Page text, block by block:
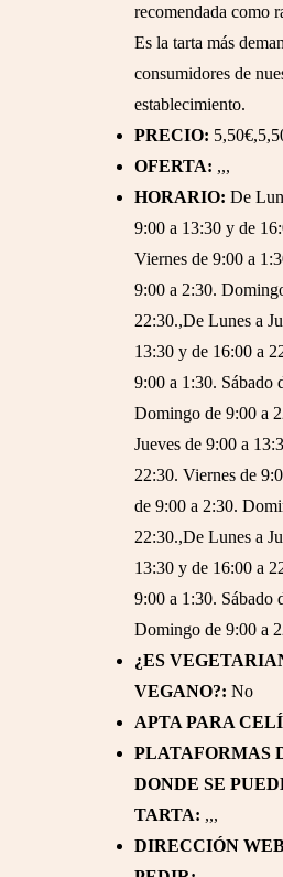
recomendada como
Es la tarta más
consumidores de
establecimiento.
PRECIO:
OFERTA: ,,,
HORARIO: De
9:00 a 13:30 y de
Viernes de 9:00 a
9:00 a 2:30.
22:30.,De Lunes a
13:30 y de 16:00 a
9:00 a 1:30. Sábado
Domingo de 9:00 a
Jueves de 9:00 a
22:30. Viernes de
de 9:00 a 2:30.
22:30.,De Lunes a
13:30 y de 16:00 a
9:00 a 1:30. Sábado
Domingo de 9:00 a
¿ES
VEGANO?: No
APTA PARA
PLATAFORMAS
DONDE SE
TARTA: ,,,
DIRECCIÓN